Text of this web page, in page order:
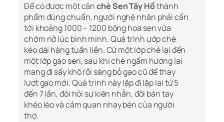
Để có được một cânchè Sen Tây Hồthành
phẩm đúng chuẩn, người nghệ nhân phải cần
tới khoảng 1000 – 1200 bông hoa sen vừa
chớm nở lúc bình minh. Quá trình ướp chè
kéo dài hàng tuần liền. Cứ một lớp chè lại đến
một lớp gạo sen, sau khi chè ngấm hương lại
mang đi sấy khô rồi sàng bỏ gạo cũ để thay
lượt gạo mới. Quá trình này lặp đi lặp lại từ 5
đến 7 lần, đòi hỏi sự kiên nhẫn, đôi bàn tay
khéo léo và cảm quan nhạy bén của người
thợ.